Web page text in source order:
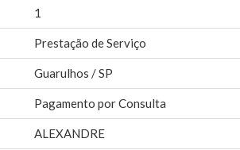
1
Prestação de Serviço
Guarulhos / SP
Pagamento por Consulta
ALEXANDRE